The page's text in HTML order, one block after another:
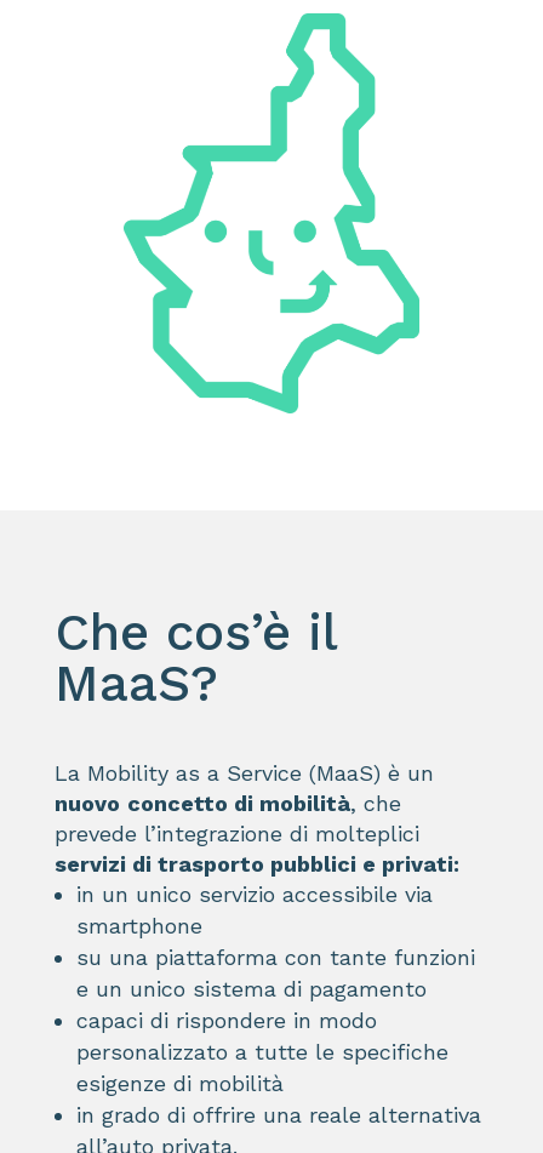
Che cos’è il
MaaS?
La Mobility as a Service (MaaS) è un
nuovo concetto di mobilità, che
prevede l’integrazione di molteplici
servizi di trasporto pubblici e privati:
in un unico servizio accessibile via
smartphone
su una piattaforma con tante funzioni
e un unico sistema di pagamento
capaci di rispondere in modo
personalizzato a tutte le specifiche
esigenze di mobilità
in grado di offrire una reale alternativa
all’auto privata.